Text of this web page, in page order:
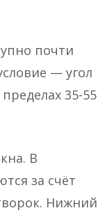
почти
— угол
35-55
В
за счёт
Нижний